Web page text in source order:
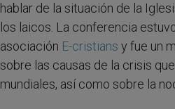
hablar de la situación de la
los laicos. La conferencia
asociación E-cristians y fue un
sobre las causas de la crisis
mundiales, así como sobre la